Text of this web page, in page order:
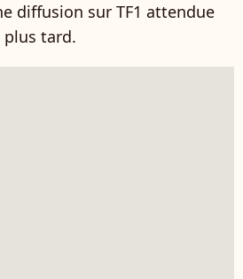
diffusion sur TF1 attendue
plus tard.